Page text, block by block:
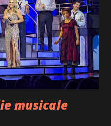
plusieurs niveaux de
situations
apprécieront les thèmes
et les plaisanteries.
et réflexion est
musicale